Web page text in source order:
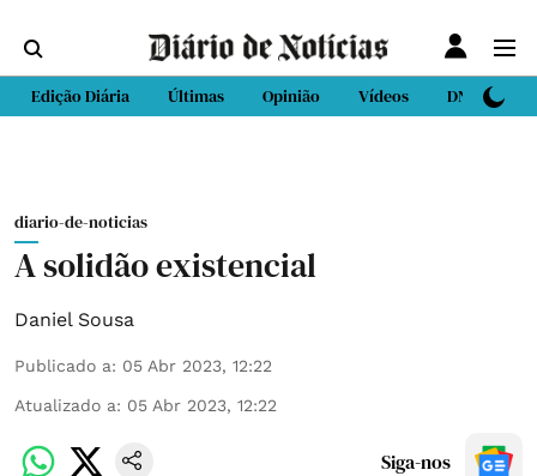
Edição Diária Últimas Opinião Vídeos DN Sport
diario-de-noticias
A solidão existencial
Daniel Sousa
Publicado a: 05 Abr 2023, 12:22
Atualizado a: 05 Abr 2023, 12:22
Siga-nos